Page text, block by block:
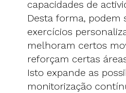
capacidades de
Desta forma, podem
exercícios
melhoram certos
reforçam certas
Isto expande as
monitorização